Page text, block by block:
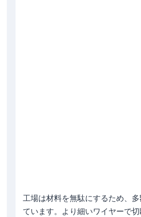
工場は材料を無駄にするため、
ています。より細いワイヤーで